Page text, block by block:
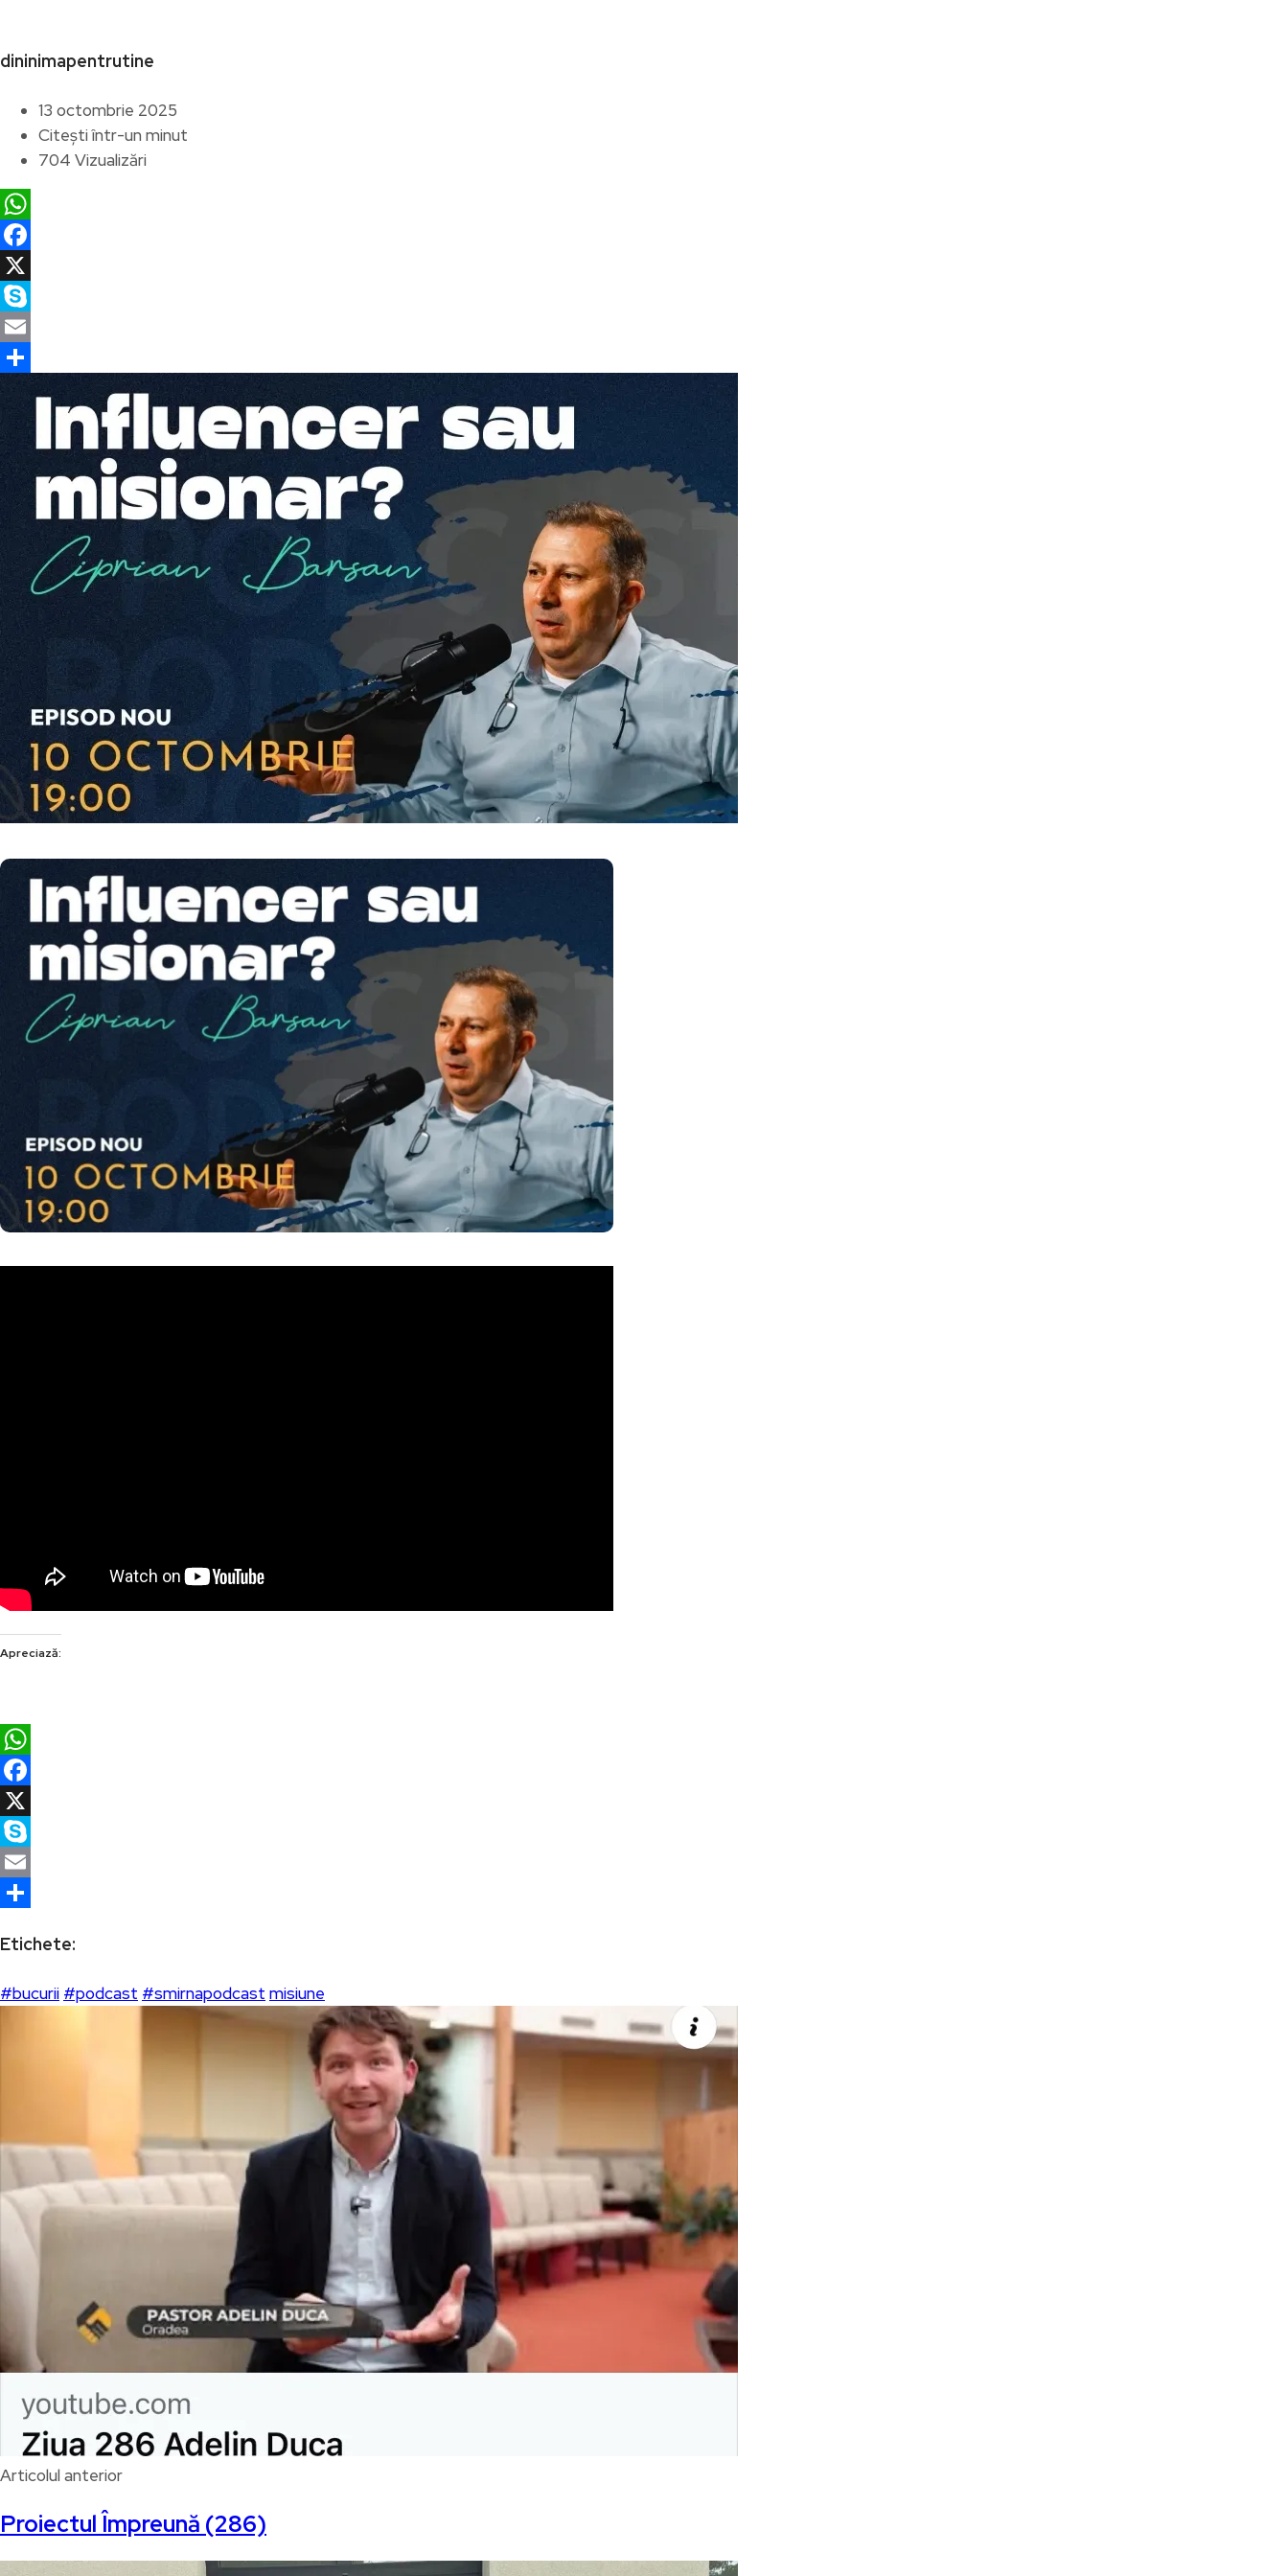
dininimapentrutine
13 octombrie 2025
Citești într-un minut
704 Vizualizări
WhatsApp
Facebook
X
Skype
Email
Partajează
Apreciază:
WhatsApp
Facebook
X
Skype
Email
Etichete:
#bucurii #podcast #smirnapodcast misiune
Articolul anterior
Proiectul Împreună (286)